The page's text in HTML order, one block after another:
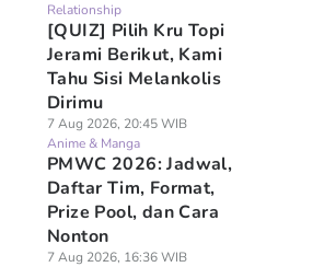
Relationship
[QUIZ] Pilih Kru Topi
Jerami Berikut, Kami
Tahu Sisi Melankolis
Dirimu
7 Aug 2026, 20:45 WIB
Anime & Manga
PMWC 2026: Jadwal,
Daftar Tim, Format,
Prize Pool, dan Cara
Nonton
7 Aug 2026, 16:36 WIB